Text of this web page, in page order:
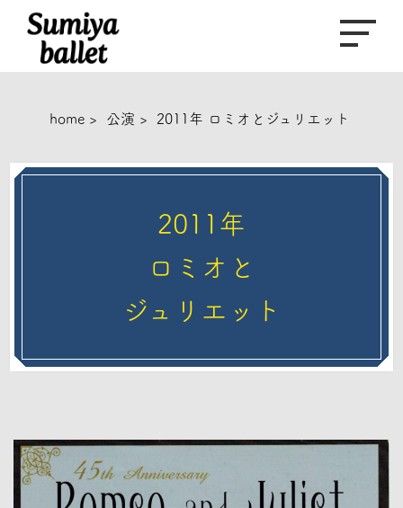
home > 公演 > 2011年 ロミオと ジュリエット
2011年
ロミオと
ジュリエット